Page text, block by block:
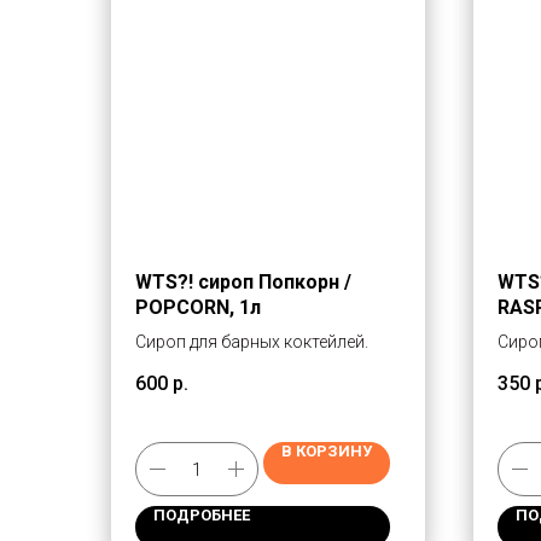
WTS?! cироп Попкорн /
POPCORN, 1л
Сироп для барных коктейлей.
600 р.
В КОРЗИНУ
ПОДРОБНЕЕ
350